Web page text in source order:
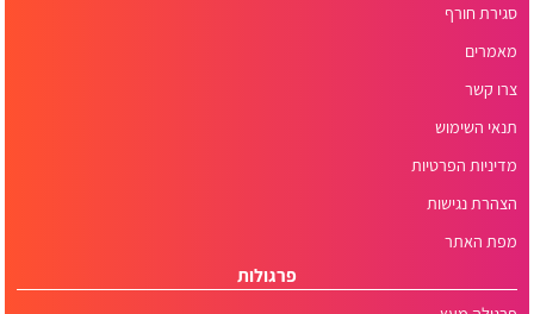
סגירת חורף
מאמרים
צרו קשר
תנאי השימוש
מדיניות הפרטיות
הצהרת נגישות
מפת האתר
פרגולות